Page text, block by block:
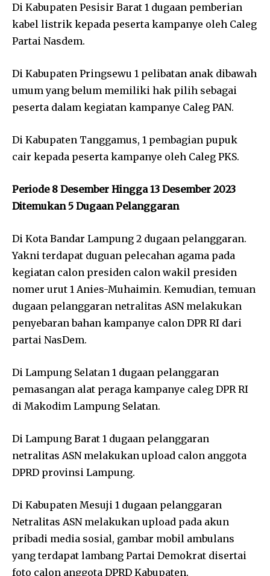
Di Kabupaten Pesisir Barat 1 dugaan pemberian
kabel listrik kepada peserta kampanye oleh Caleg
Partai Nasdem.
Di Kabupaten Pringsewu 1 pelibatan anak dibawah
umum yang belum memiliki hak pilih sebagai
peserta dalam kegiatan kampanye Caleg PAN.
Di Kabupaten Tanggamus, 1 pembagian pupuk
cair kepada peserta kampanye oleh Caleg PKS.
Periode 8 Desember Hingga 13 Desember 2023
Ditemukan 5 Dugaan Pelanggaran
Di Kota Bandar Lampung 2 dugaan pelanggaran.
Yakni terdapat duguan pelecahan agama pada
kegiatan calon presiden calon wakil presiden
nomer urut 1 Anies-Muhaimin. Kemudian, temuan
dugaan pelanggaran netralitas ASN melakukan
penyebaran bahan kampanye calon DPR RI dari
partai NasDem.
Di Lampung Selatan 1 dugaan pelanggaran
pemasangan alat peraga kampanye caleg DPR RI
di Makodim Lampung Selatan.
Di Lampung Barat 1 dugaan pelanggaran
netralitas ASN melakukan upload calon anggota
DPRD provinsi Lampung.
Di Kabupaten Mesuji 1 dugaan pelanggaran
Netralitas ASN melakukan upload pada akun
pribadi media sosial, gambar mobil ambulans
yang terdapat lambang Partai Demokrat disertai
foto calon anggota DPRD Kabupaten.